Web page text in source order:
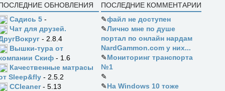
ОБНОВЛЕНИЯ
Садись 5 -
Чат для друзей.
- 2.8.4
Вышки-тура от
Скиф - 1.6
Качественные матрасы
Sleep&fly - 2.5.2
CCleaner- 5.13
ПОСЛЕДНИЕ КОММЕНТАРИИ
✎файл не доступен
✎Лично мне по душе
портал по онлайн нардам
NardGammon.com у них...
✎Мониторинг транспорта
№1
✎
✎На Windows 10 тоже